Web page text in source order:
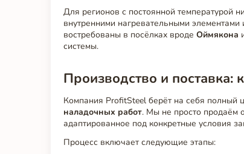
Для регионов с постоянной температурой
внутренними нагревательными
востребованы в посёлках вродеОймякона
системы.
Производство и поставка:
Компания ProfitSteel берёт на себя полный
наладочных работ. Мы не просто продаём
адаптированное под конкретные условия
Процесс включает следующие этапы: